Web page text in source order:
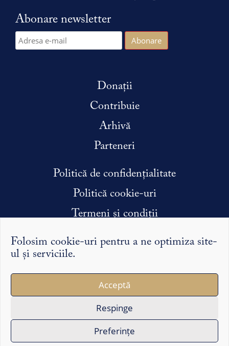
Folosim cookie-uri pentru a ne optimiza site-
ul și serviciile.
Acceptă
Respinge
Preferințe
Abonare newsletter
Donații
Contribuie
Arhivă
Parteneri
Politică de confidențialitate
Politică cookie-uri
Termeni și condiții
Condiții efectuare stagiu de practică
Argumentele și punctele de vedere exprimate pe Syntopic
îi reprezintă exclusiv pe autorii lor și nu reflectă în mod
necesar opinia redacției sau a partenerilor noștri.
Copyright ©2026 Syntopic